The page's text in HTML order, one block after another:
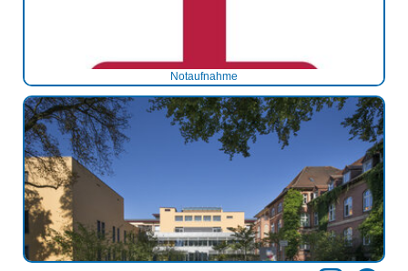
Notaufnahme
Notaufnahme
Notaufnahme